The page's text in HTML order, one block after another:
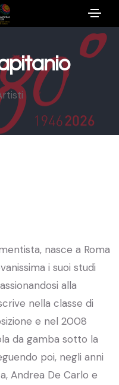
nasce a Roma
i suoi studi
alla
nella classe di
e nel 2008
da gamba sotto la
poi, negli anni
Andrea De Carlo e